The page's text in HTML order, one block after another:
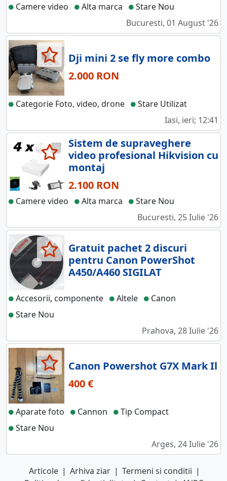
Camere video Alta marca
Stare Nou
Bucuresti, 01 August '26
Dji mini 2 se fly more combo
2.000 RON
Categorie Foto, video, drone
Stare Utilizat
Iasi, ieri; 12:41
Sistem de supraveghere
video profesional Hikvision cu
montaj
2.100 RON
Camere video Alta marca
Stare Nou
Bucuresti, 25 Iulie '26
Gratuit pachet 2 discuri
pentru Canon PowerShot
A450/A460 SIGILAT
Accesorii, componente Altele
Canon
Stare Nou
Prahova, 28 Iulie '26
Canon Powershot G7X Mark Il
400 €
Aparate foto Cannon
Tip Compact
Stare Nou
Arges, 24 Iulie '26
Articole | Arhiva ziar | Termeni si conditii |